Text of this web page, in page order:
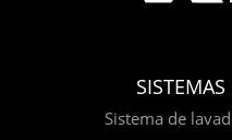
SISTEMAS
Sistema de